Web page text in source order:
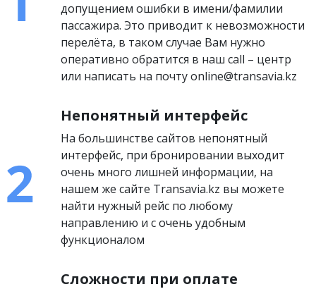
допущением ошибки в имени/фамилии
пассажира. Это приводит к невозможности
перелёта, в таком случае Вам нужно
оперативно обратится в наш call – центр
или написать на почту online@transavia.kz
Непонятный интерфейс
На большинстве сайтов непонятный
интерфейс, при бронировании выходит
очень много лишней информации, на
нашем же сайте Transavia.kz вы можете
найти нужный рейс по любому
направлению и с очень удобным
функционалом
Сложности при оплате